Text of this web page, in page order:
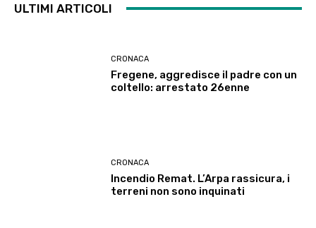
ULTIMI ARTICOLI
CRONACA
Fregene, aggredisce il padre con un
coltello: arrestato 26enne
CRONACA
Incendio Remat. L’Arpa rassicura, i
terreni non sono inquinati